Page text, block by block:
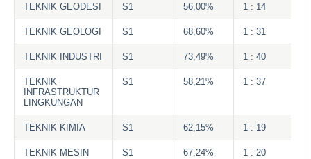
TEKNIK GEODESI S1 56,00% 1 : 14
TEKNIK GEOLOGI S1 68,60% 1 : 31
TEKNIK INDUSTRI S1 73,49% 1 : 40
TEKNIK
INFRASTRUKTUR
LINGKUNGAN
S1 58,21% 1 : 37
TEKNIK KIMIA S1 62,15% 1 : 19
TEKNIK MESIN S1 67,24% 1 : 20